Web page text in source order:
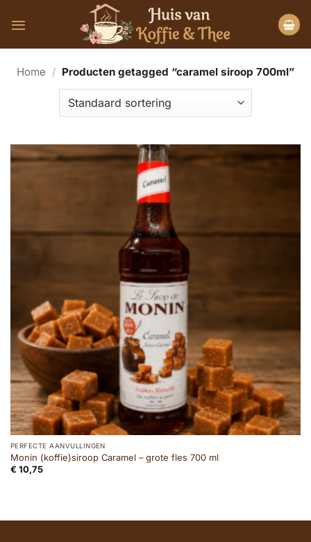
naar
Home / Producten getagged “caramel siroop 700ml”
PERFECTE AANVULLINGEN
Monin (koffie)siroop Caramel – grote fles 700 ml
€ 10,75